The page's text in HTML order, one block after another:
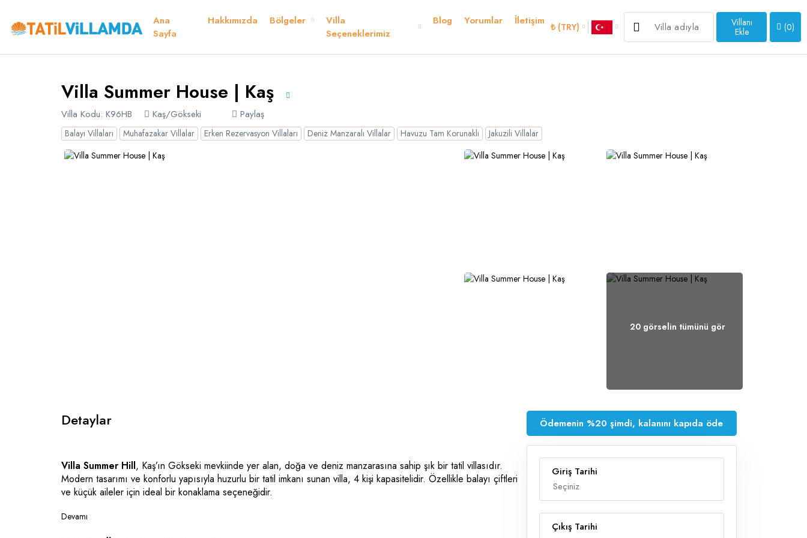
Ana
Sayfa
Hakkımızda Bölgeler
Villa
Seçeneklerimiz
Blog Yorumlar İletişim ₺ (TRY)
Villanı
Ekle
(0)
Villa Summer House | Kaş
Villa Kodu: K96HB Kaş/Gökseki Paylaş
Teşekkür Ederiz
Balayı Villaları Muhafazakar Villalar Erken Rezervasyon Villaları Deniz Manzaralı Villalar Havuzu Tam Korunaklı Jakuzili Villalar
20 görselin tümünü gör
Detaylar Fiyatlar Müsaitlik Takvimi Kurallar ve Şartlar Yorumlar
Detaylar
Villa Summer Hill, Kaş’ın Gökseki mevkiinde yer alan, doğa ve deniz manzarasına sahip şık bir tatil villasıdır.
Modern tasarımı ve konforlu yapısıyla huzurlu bir tatil imkanı sunan villa, 4 kişi kapasitelidir. Özellikle balayı çiftleri
ve küçük aileler için ideal bir konaklama seçeneğidir.
Villanın özel ve korunaklı bir havuzu bulunur, böylece misafirler gözlerden uzak bir şekilde tatilin keyfini
Devamı
Ödemenin %20 şimdi, kalanını kapıda öde
Giriş Tarihi
Çıkış Tarihi
Dil Seçiniz
German
Kur Seçiniz
TRY - TL GBP- £
Favorilerim
Müsaitlik Takvimi
Müsaitlik Takvimi